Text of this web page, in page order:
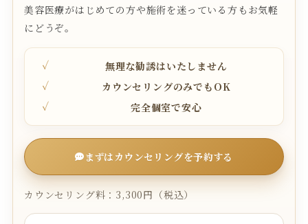
美容医療がはじめての方や施術を迷っている方もお気軽
にどうぞ。
無理な勧誘はいたしません
カウンセリングのみでもOK
完全個室で安心
まずはカウンセリングを予約する
カウンセリング料：3,300円（税込）